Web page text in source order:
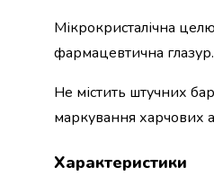
Кухонна
суші
ролів
Мікрокристалічна
фармацевтична глазур.
Не містить штучних
маркування харчових
Характеристики